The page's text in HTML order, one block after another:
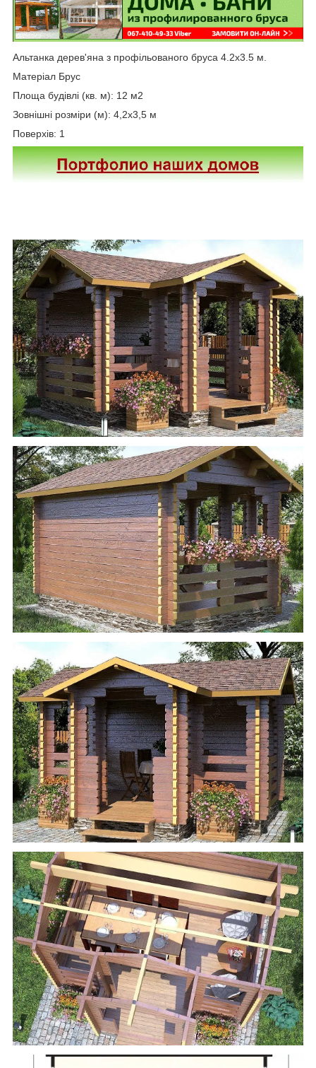
Альтанка дерев'яна з профільованого бруса 4.2х3.5 м.
Матеріал Брус
Площа будівлі (кв. м): 12 м2
Зовнішні розміри (м): 4,2х3,5 м
Поверхів: 1